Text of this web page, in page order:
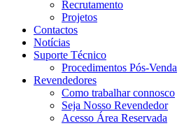
Recrutamento
Projetos
Contactos
Notícias
Suporte Técnico
Procedimentos Pós-Venda
Revendedores
Como trabalhar connosco
Seja Nosso Revendedor
Acesso Área Reservada